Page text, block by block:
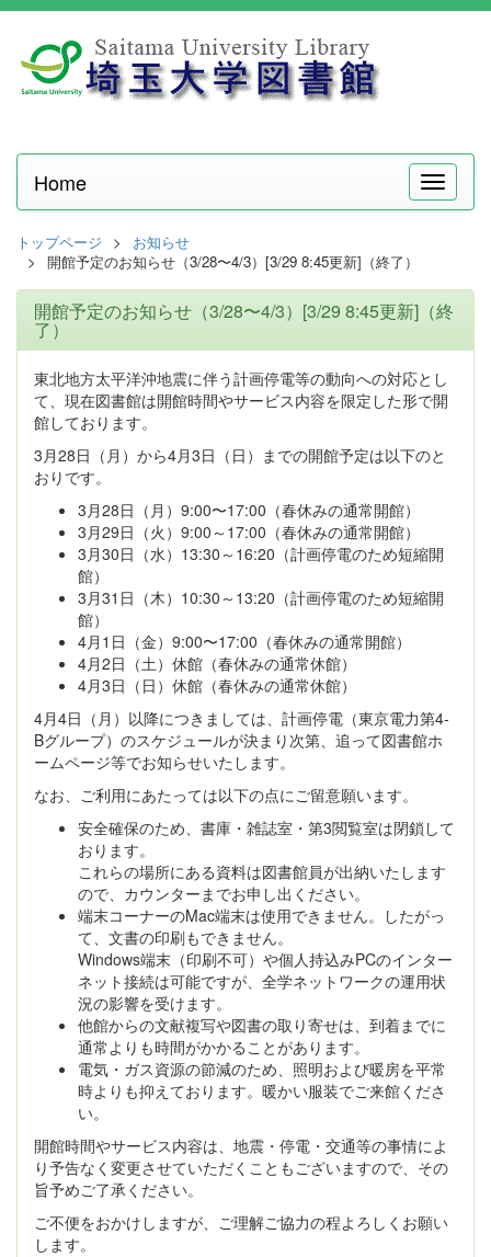
メ
ニ
Home
トップページ
お知らせ
開館予定のお知らせ（3/28〜4/3）[3/29 8:45更新]（終了）
開館予定のお知らせ（3/28〜4/3）[3/29 8:45更新]（終
了）
東北地方太平洋沖地震に伴う計画停電等の動向への対応とし
て、現在図書館は開館時間やサービス内容を限定した形で開
館しております。
3月28日（月）から4月3日（日）までの開館予定は以下のと
おりです。
3月28日（月）9:00〜17:00（春休みの通常開館）
3月29日（火）9:00～17:00（春休みの通常開館）
3月30日（水）13:30～16:20（計画停電のため短縮開
館）
3月31日（木）10:30～13:20（計画停電のため短縮開
館）
4月1日（金）9:00〜17:00（春休みの通常開館）
4月2日（土）休館（春休みの通常休館）
4月3日（日）休館（春休みの通常休館）
4月4日（月）以降につきましては、計画停電（東京電力第4-
Bグループ）のスケジュールが決まり次第、追って図書館ホ
ームページ等でお知らせいたします。
なお、ご利用にあたっては以下の点にご留意願います。
安全確保のため、書庫・雑誌室・第3閲覧室は閉鎖して
おります。
これらの場所にある資料は図書館員が出納いたします
ので、カウンターまでお申し出ください。
端末コーナーのMac端末は使用できません。したがっ
て、文書の印刷もできません。
Windows端末（印刷不可）や個人持込みPCのインター
ネット接続は可能ですが、全学ネットワークの運用状
況の影響を受けます。
他館からの文献複写や図書の取り寄せは、到着までに
通常よりも時間がかかることがあります。
電気・ガス資源の節減のため、照明および暖房を平常
時よりも抑えております。暖かい服装でご来館くださ
い。
開館時間やサービス内容は、地震・停電・交通等の事情によ
り予告なく変更させていただくこともございますので、その
旨予めご了承ください。
ご不便をおかけしますが、ご理解ご協力の程よろしくお願い
します。